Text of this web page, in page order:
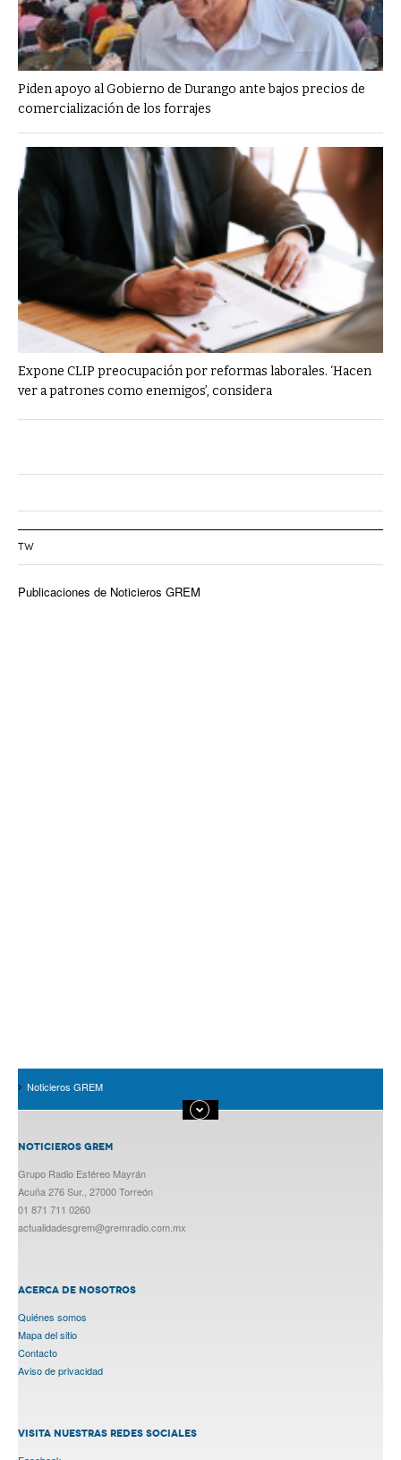
Piden apoyo al Gobierno de Durango ante bajos precios de
comercialización de los forrajes
Expone CLIP preocupación por reformas laborales. ‘Hacen
ver a patrones como enemigos’, considera
TW
Publicaciones de Noticieros GREM
Noticieros GREM
NOTICIEROS GREM
Grupo Radio Estéreo Mayrán
Acuña 276 Sur., 27000 Torreón
01 871 711 0260
actualidadesgrem@gremradio.com.mx
ACERCA DE NOSOTROS
Quiénes somos
Mapa del sitio
Contacto
Aviso de privacidad
VISITA NUESTRAS REDES SOCIALES